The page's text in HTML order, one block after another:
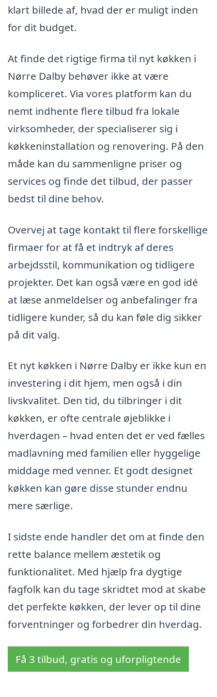
klart billede af, hvad der er muligt inden
for dit budget.
At finde det rigtige firma til nyt køkken i
Nørre Dalby behøver ikke at være
kompliceret. Via vores platform kan du
nemt indhente flere tilbud fra lokale
virksomheder, der specialiserer sig i
køkkeninstallation og renovering. På den
måde kan du sammenligne priser og
services og finde det tilbud, der passer
bedst til dine behov.
Overvej at tage kontakt til flere forskellige
firmaer for at få et indtryk af deres
arbejdsstil, kommunikation og tidligere
projekter. Det kan også være en god idé
at læse anmeldelser og anbefalinger fra
tidligere kunder, så du kan føle dig sikker
på dit valg.
Et nyt køkken i Nørre Dalby er ikke kun en
investering i dit hjem, men også i din
livskvalitet. Den tid, du tilbringer i dit
køkken, er ofte centrale øjeblikke i
hverdagen – hvad enten det er ved fælles
madlavning med familien eller hyggelige
middage med venner. Et godt designet
køkken kan gøre disse stunder endnu
mere særlige.
I sidste ende handler det om at finde den
rette balance mellem æstetik og
funktionalitet. Med hjælp fra dygtige
fagfolk kan du tage skridtet mod at skabe
det perfekte køkken, der lever op til dine
forventninger og forbedrer din hverdag.
Få 3 tilbud, gratis og uforpligtende